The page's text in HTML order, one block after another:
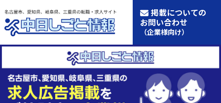
掲載についての
お問い合わせ
（企業様向け）